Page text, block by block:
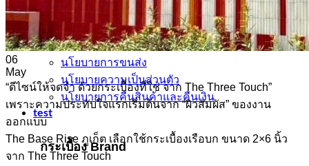
โปรโมชั่นกระเบื้อง
ติดต่อเรา
นโยบาย
นโยบายการขนส่ง
นโยบายความเป็นส่วนตัว
นโยบายการคืนสินค้าและคืนเงิน
test
กระเบื้อง Brand
06
May
“ดีไซน์ให้จดจำ ด้วยกระเบื้องที่ใช่ จาก The Three Touch”
เพราะความประทับใจแรกเริ่มต้นจาก “ผิวสัมผัส” ของงาน
ออกแบบ
The Base Rise ภูเก็ต เลือกใช้กระเบื้องเรือบก ขนาด 2×6 นิ้ว
จาก The Three Touch